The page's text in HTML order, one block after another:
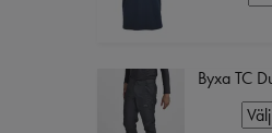
Byxa TC